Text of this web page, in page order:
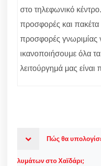
στο τηλεφωνικό
προσφορές και πακέτα
προσφορές
ικανοποιήσουμε όλα τα
λειτούργημά μας
Πώς θα
λυμάτων στο Χαϊδάρι;